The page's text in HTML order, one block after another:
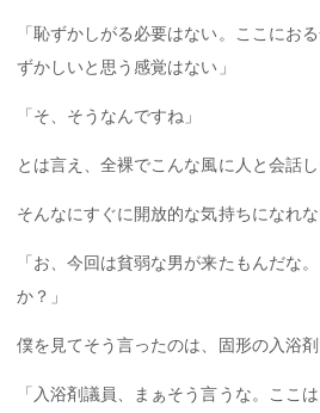
「恥ずかしがる必要はない。ここにお
ずかしいと思う感覚はない」
「そ、そうなんですね」
とは言え、全裸でこんな風に人と会話し
そんなにすぐに開放的な気持ちになれな
「お、今回は貧弱な男が来たもんだな
か？」
僕を見てそう言ったのは、固形の入浴剤
「入浴剤議員、まぁそう言うな。ここ